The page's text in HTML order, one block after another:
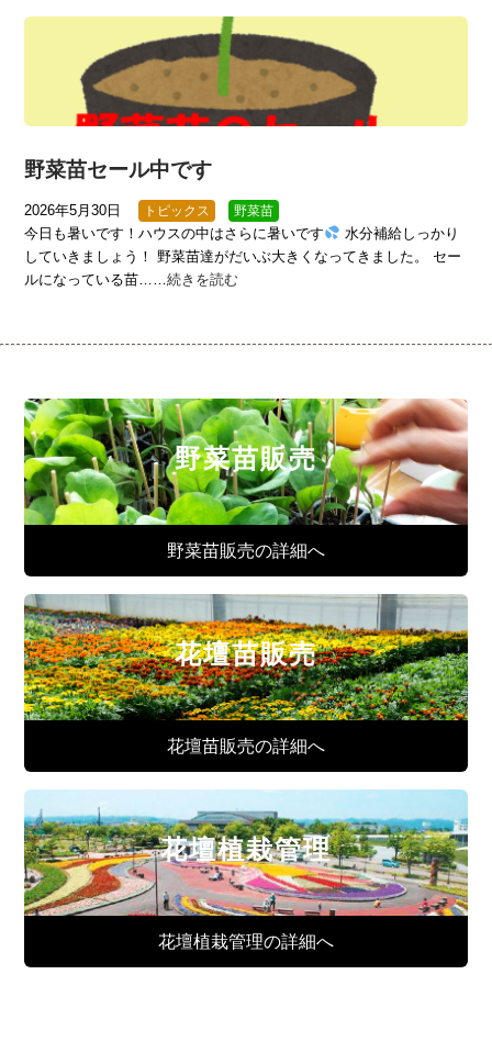
野菜苗セール中です
2026年5月30日 トピックス 野菜苗
今日も暑いです！ハウスの中はさらに暑いです
水分補給しっかり
していきましょう！ 野菜苗達がだいぶ大きくなってきました。 セー
ルになっている苗……続きを読む
野菜苗販売
野菜苗販売の詳細へ
花壇苗販売
花壇苗販売の詳細へ
花壇植栽管理
花壇植栽管理の詳細へ